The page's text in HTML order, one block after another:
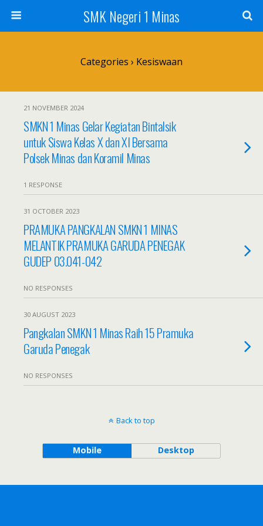
SMK Negeri 1 Minas
Categories › Kesiswaan
21 NOVEMBER 2024
SMKN 1 Minas Gelar Kegiatan Bintalsik
untuk Siswa Kelas X dan XI Bersama
Polsek Minas dan Koramil Minas
1 RESPONSE
31 OCTOBER 2023
PRAMUKA PANGKALAN SMKN 1 MINAS
MELANTIK PRAMUKA GARUDA PENEGAK
GUDEP 03.041-042
NO RESPONSES
30 AUGUST 2023
Pangkalan SMKN 1 Minas Raih 15 Pramuka
Garuda Penegak
NO RESPONSES
Back to top
Mobile Desktop